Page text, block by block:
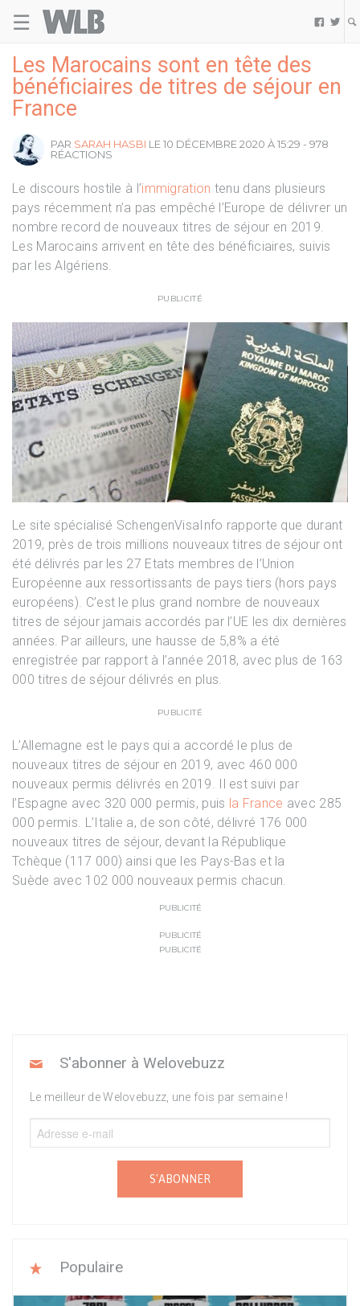
☰  
Les Marocains sont en tête des
bénéficiaires de titres de séjour en
France
PAR SARAH HASBI LE 10 DÉCEMBRE 2020 À 15:29 - 978
RÉACTIONS
Le discours hostile à l’immigration tenu dans plusieurs
pays récemment n’a pas empêché l’Europe de délivrer un
nombre record de nouveaux titres de séjour en 2019.
Les Marocains arrivent en tête des bénéficiaires, suivis
par les Algériens.
PUBLICITÉ
Le site spécialisé SchengenVisaInfo rapporte que durant
2019, près de trois millions nouveaux titres de séjour ont
été délivrés par les 27 Etats membres de l’Union
Européenne aux ressortissants de pays tiers (hors pays
européens). C’est le plus grand nombre de nouveaux
titres de séjour jamais accordés par l’UE les dix dernières
années. Par ailleurs, une hausse de 5,8% a été
enregistrée par rapport à l’année 2018, avec plus de 163
000 titres de séjour délivrés en plus.
PUBLICITÉ
L’Allemagne est le pays qui a accordé le plus de
nouveaux titres de séjour en 2019, avec 460 000
nouveaux permis délivrés en 2019. Il est suivi par
l’Espagne avec 320 000 permis, puis la France avec 285
000 permis. L’Italie a, de son côté, délivré 176 000
nouveaux titres de séjour, devant la République
Tchèque (117 000) ainsi que les Pays-Bas et la
Suède avec 102 000 nouveaux permis chacun.
PUBLICITÉ
PUBLICITÉ
PUBLICITÉ
S'abonner à Welovebuzz
Le meilleur de Welovebuzz, une fois par semaine !
S'ABONNER
Populaire